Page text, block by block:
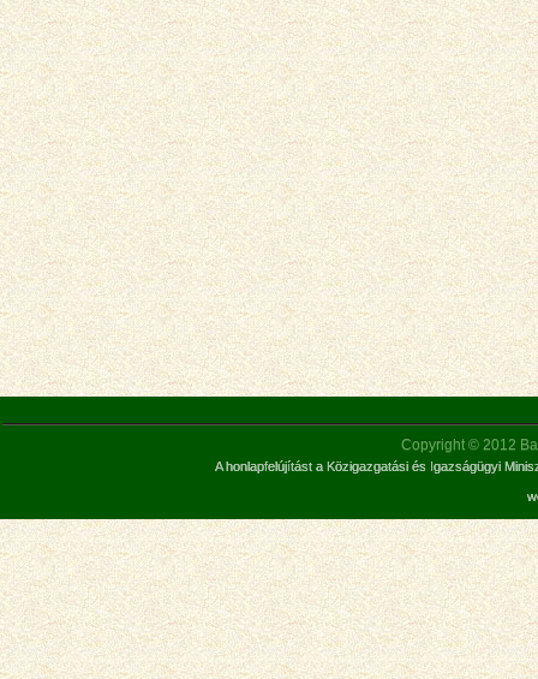
Copyright © 2012
A honlapfelújítást a Közigazgatási és Igazságügyi